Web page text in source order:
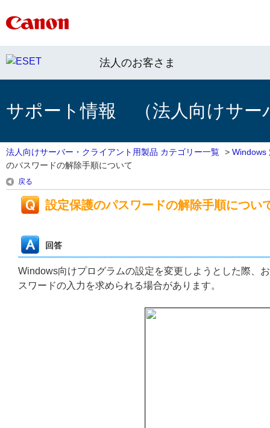
法人のお客さま
サポート情報 （法人向けサー
法人向けサーバー・クライアント用製品 カテゴリー一覧 > Windows
のパスワードの解除手順について
戻る
設定保護のパスワードの解除手順につい
回答
Windows向けプログラムの設定を変更しようとした際、
スワードの入力を求められる場合があります。